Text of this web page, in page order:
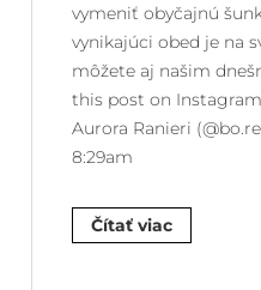
vymeniť obyčajnú
vynikajúci obed je na
môžete aj našim
this post on
Aurora Ranieri
8:29am
Čítať viac